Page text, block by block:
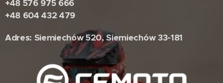
+48 576 975 666
+48 604 432 479
Adres: Siemiechów 520, Siemiechów 33-181